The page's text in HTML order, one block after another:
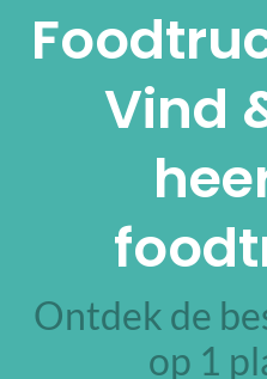
Vind
Ontdek de
op 1